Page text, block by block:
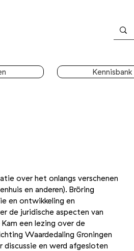
Kennisbank
over het onlangs verschenen
en anderen). Bröring
en ontwikkeling en
de juridische aspecten van
een lezing over de
Waardedaling Groningen
discussie en werd afgesloten